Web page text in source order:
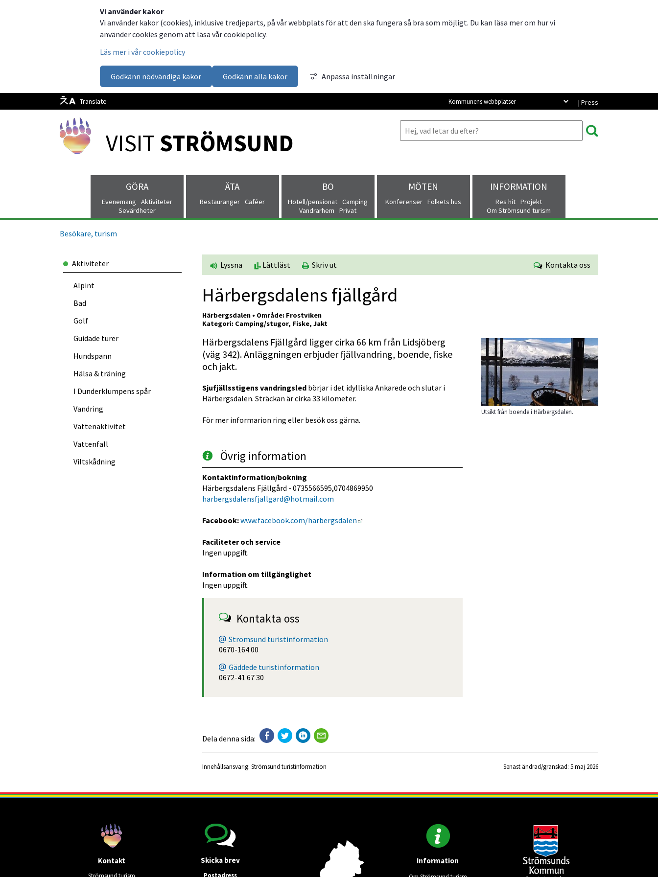
Vi använder kakor
Vi använder kakor (cookies), inklusive tredjeparts, på vår webbplats för att den ska fungera så bra som möjligt. Du kan läsa mer om hur vi
använder cookies genom att läsa vår cookiepolicy.
Läs mer i vår cookiepolicy
Godkänn nödvändiga kakor Godkänn alla kakor Anpassa inställningar
Translate | Press
Kommunens webbplatser
VISIT STRÖMSUND
GÖRA
Evenemang
Aktiviteter
Sevärdheter
ÄTA
Restauranger Caféer
BO
Hotell/pensionat Camping
Vandrarhem
Privat
MÖTEN
Konferenser Folkets hus
INFORMATION
Res hit Projekt
Om Strömsund turism
Besökare, turism
Lyssna Lättläst Skriv ut Kontakta oss
Härbergsdalens fjällgård
Härbergsdalen • Område: Frostviken
Kategori: Camping/stugor, Fiske, Jakt
Härbergsdalens Fjällgård ligger cirka 66 km från Lidsjöberg
(väg 342). Anläggningen erbjuder fjällvandring, boende, fiske
och jakt.
Sjufjällsstigens vandringsled börjar i det idylliska Ankarede och slutar i
Härbergsdalen. Sträckan är cirka 33 kilometer.
För mer informarion ring eller besök oss gärna.
Övrig information
Kontaktinformation/bokning
Härbergsdalens Fjällgård - 0735566595,0704869950
harbergsdalensfjallgard@hotmail.com
Facebook:www.facebook.com/harbergsdalen
Faciliteter och service
Ingen uppgift.
Information om tillgänglighet
Ingen uppgift.
Förstora bilden
Utsikt från boende i Härbergsdalen.
Kontakta oss
Strömsund turistinformation
0670-164 00
Gäddede turistinformation
0672-41 67 30
Dela denna sida:
Innehållsansvarig: Strömsund turistinformation Senast ändrad/granskad: 5 maj 2026
Aktiviteter
Alpint
Bad
Golf
Guidade turer
Hundspann
Hälsa & träning
I Dunder­klumpens spår
Vandring
Vattenaktivitet
Vattenfall
Viltskådning
Kontakt Skicka brev
Postadress
Information